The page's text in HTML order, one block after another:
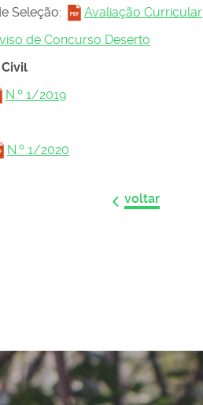
Seleção:
Avaliação Curricular
de Concurso Deserto
N.º 1/2019
N.º 1/2020
voltar